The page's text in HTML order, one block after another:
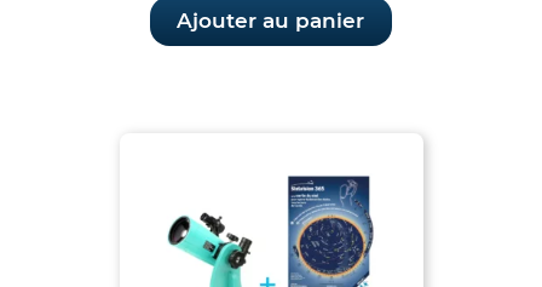
Ajouter au panier